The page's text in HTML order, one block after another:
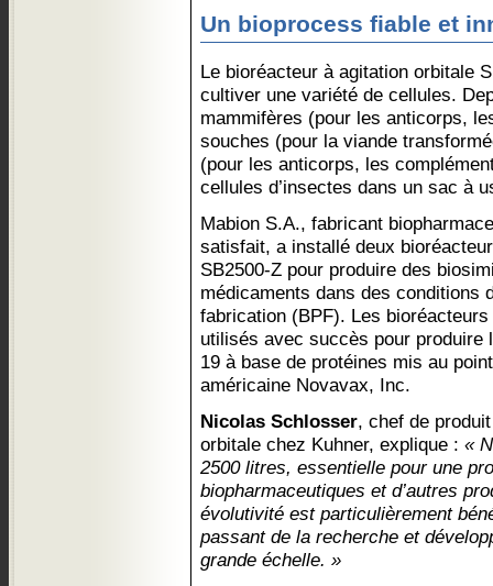
Un bioprocess fiable et
Le bioréacteur à agitation orbitale
cultiver une variété de cellules.
mammifères (pour les anticorps,
souches (pour la viande
(pour les anticorps, les
cellules d’insectes dans un sac à
Mabion S.A., fabricant
satisfait, a installé deux
SB2500-Z pour produire des
médicaments dans des conditions
fabrication (BPF). Les
utilisés avec succès pour
19 à base de protéines mis au
américaine Novavax, Inc.
Nicolas Schlosser, chef de
orbitale chez Kuhner, explique : «
2500 litres, essentielle pour une
biopharmaceutiques et d’autres
évolutivité est particulièrement
passant de la recherche et
grande échelle. »